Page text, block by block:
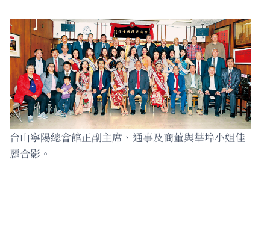
台山寧陽總會館正副主席、通事及商董與華埠小姐佳
麗合影。